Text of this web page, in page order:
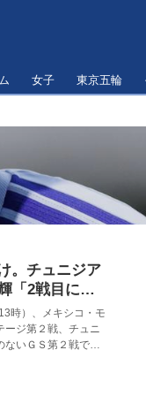
女子 東京五輪
。チュニジア
「2戦目に負
うに頑張りま
時）、メキシコ・モ
ージ第２戦、チュニ
いＧＳ第２戦で、